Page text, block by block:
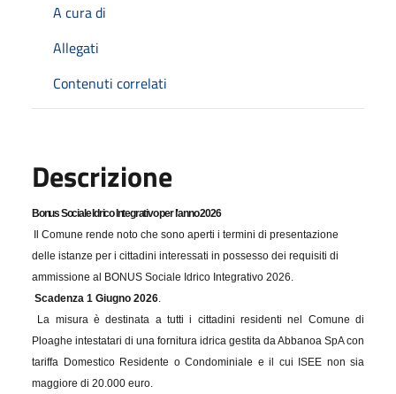
A cura di
Allegati
Contenuti correlati
Descrizione
Bonus Sociale Idrico Integrativo per l'anno 2026
Il Comune rende noto che sono aperti i termini di presentazione
delle istanze per i cittadini interessati in possesso dei requisiti di
ammissione al BONUS Sociale Idrico Integrativo 2026.
Scadenza 1 Giugno 2026
La misura è destinata a tutti i cittadini residenti nel Comune di
Ploaghe intestatari di una fornitura idrica gestita da Abbanoa SpA con
tariffa Domestico Residente o Condominiale e il cui ISEE non sia
maggiore di 20.000 euro.